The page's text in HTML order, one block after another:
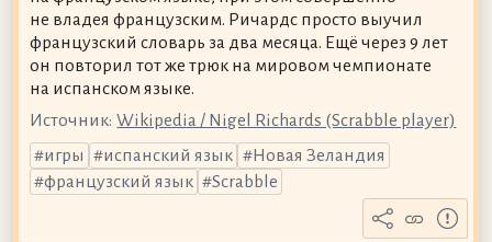
не владея французским. Ричардс просто выучил
французский словарь за два месяца. Ещё через 9 лет
он повторил тот же трюк на мировом чемпионате
на испанском языке.
Источник: Wikipedia / Nigel Richards (Scrabble player)
игры
испанский язык
Новая Зеландия
французский язык
Scrabble